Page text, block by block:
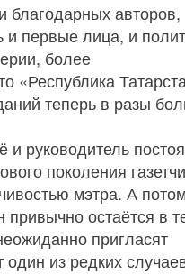
авторов,
и первые лица, и
более
«Республика
теперь в разы
и руководитель
поколения
мэтра. А
привычно остаётся в
пригласят
из редких